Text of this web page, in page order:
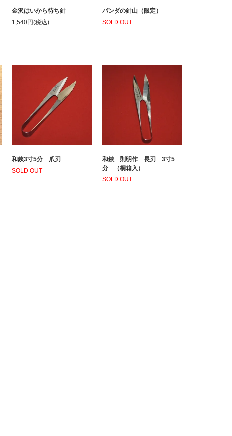
金沢はいから待ち針
1,540円(税込)
パンダの針山（限定）
SOLD OUT
和鋏3寸5分 爪刃
SOLD OUT
和鋏 則明作 長刃 3寸5
分 （桐箱入）
SOLD OUT